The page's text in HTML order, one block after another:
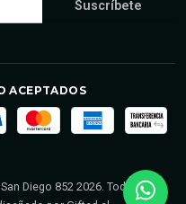
ACEPTADOS
Diego 852 2026. Todos los